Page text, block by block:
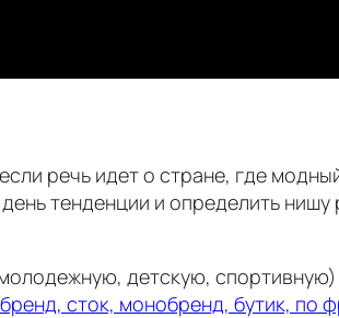
речь идет о стране, где
тенденции и определить нишу
детскую,
сток, монобренд, бутик, по